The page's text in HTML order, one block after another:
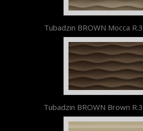
Tubadzin BROWN Mocca
Tubadzin BROWN Brown